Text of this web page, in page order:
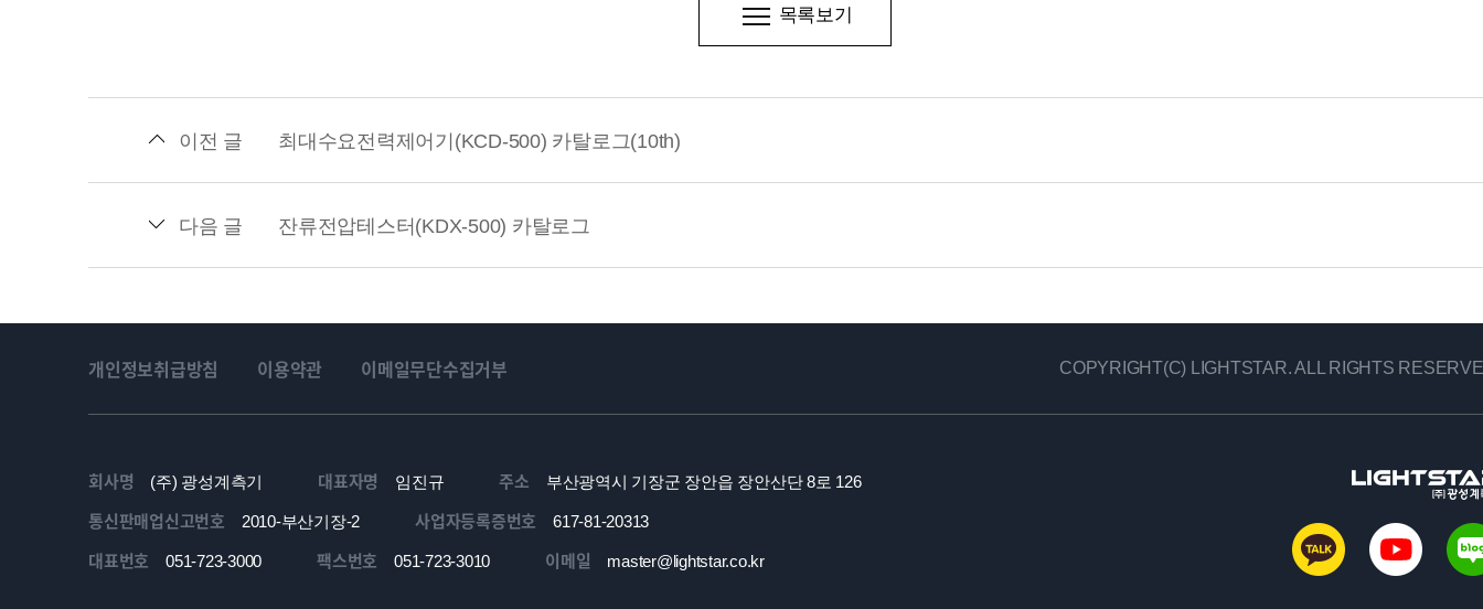
목록보기
이전 글 최대수요전력제어기(KCD-500) 카탈로그(10th)
다음 글 잔류전압테스터(KDX-500) 카탈로그
개인정보취급방침 이용약관 이메일무단수집거부 COPYRIGHT(C) LIGHTSTAR. ALL RIGHTS
회사명 (주) 광성계측기 대표자명 임진규 주소 부산광역시 기장군 장안읍 장안산단 8로 126
통신판매업신고번호 2010-부산기장-2 사업자등록증번호 617-81-20313
대표번호 051-723-3000 팩스번호 051-723-3010 이메일 master@lightstar.co.kr